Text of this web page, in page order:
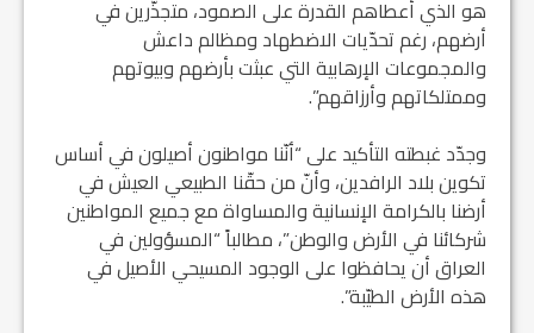
هو الذي أعطاهم القدرة على الصمود، متجذّرين في
أرضهم، رغم تحدّيات الاضطهاد ومظالم داعش
والمجموعات الإرهابية التي عبثت بأرضهم وبيوتهم
وممتلكاتهم وأرزاقهم”.
وجدّد غبطته التأكيد على “أنّنا مواطنون أصيلون في أساس
تكوين بلاد الرافدين، وأنّ من حقّنا الطبيعي العيش في
أرضنا بالكرامة الإنسانية والمساواة مع جميع المواطنين
شركائنا في الأرض والوطن”، مطالباً “المسؤولين في
العراق أن يحافظوا على الوجود المسيحي الأصيل في
هذه الأرض الطيّبة”.